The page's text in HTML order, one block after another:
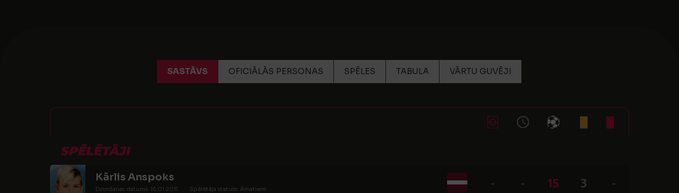
SASTĀVS OFICIĀLĀS PERSONAS SPĒLES TABULA VĀRTU GUVĒJI
SPĒLĒTĀJI
Kārlis Anspoks
Dzimšanas datums: 15.01.2011. Spēlētāja statuss: Amatieris - - 15 3 -